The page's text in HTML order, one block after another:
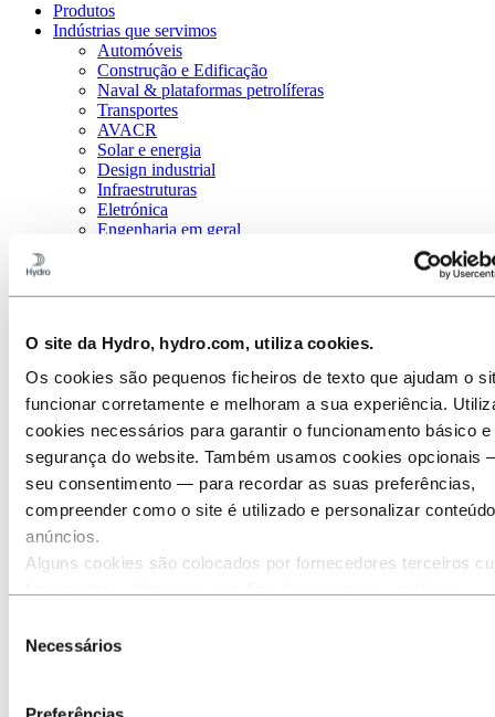
O site da Hydro, hydro.com, utiliza cookies.
Os cookies são pequenos ficheiros de texto que ajudam o
funcionar corretamente e melhoram a sua experiência.
cookies necessários para garantir o funcionamento básico e
segurança do website. Também usamos cookies opcionais
seu consentimento — para recordar as suas preferências,
compreender como o site é utilizado e personalizar
anúncios.
Alguns cookies são colocados por fornecedores terceiros
recolhidas através da sua utilização do nosso site com
Necessários
Produtos
Indústrias que servimos
Automóveis
Construção e Edificação
Naval & plataformas petrolíferas
Transportes
AVACR
Solar e energia
Design industrial
Infraestruturas
Eletrónica
Engenharia em geral
Indústrias que servimos
Engenharia em geral
Aplicações de medição
Ferramentas de medição com
precisão em alumínio
A construção civil e a ortopedia são dois dos setores que confiam
nos instrumentos de medição e controlo de alumínio para fazerem o